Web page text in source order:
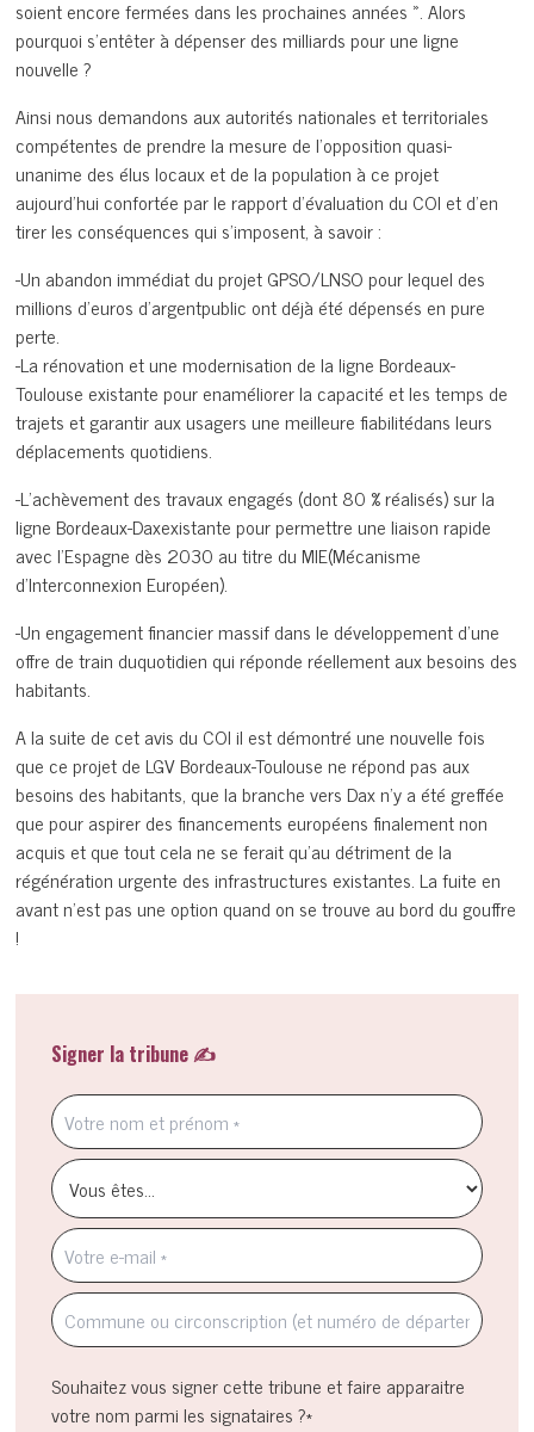
soient encore fermées dans les prochaines années ». Alors
pourquoi s’entêter à dépenser des milliards pour une ligne
nouvelle ?
Ainsi nous demandons aux autorités nationales et territoriales
compétentes de prendre la mesure de l’opposition quasi-
unanime des élus locaux et de la population à ce projet
aujourd’hui confortée par le rapport d’évaluation du COI et d’en
tirer les conséquences qui s’imposent, à savoir :
-Un abandon immédiat du projet GPSO/LNSO pour lequel des
millions d’euros d’argentpublic ont déjà été dépensés en pure
perte.
-La rénovation et une modernisation de la ligne Bordeaux-
Toulouse existante pour enaméliorer la capacité et les temps de
trajets et garantir aux usagers une meilleure fiabilitédans leurs
déplacements quotidiens.
-L’achèvement des travaux engagés (dont 80 % réalisés) sur la
ligne Bordeaux-Daxexistante pour permettre une liaison rapide
avec l’Espagne dès 2030 au titre du MIE(Mécanisme
d’Interconnexion Européen).
-Un engagement financier massif dans le développement d’une
offre de train duquotidien qui réponde réellement aux besoins des
habitants.
A la suite de cet avis du COI il est démontré une nouvelle fois
que ce projet de LGV Bordeaux-Toulouse ne répond pas aux
besoins des habitants, que la branche vers Dax n’y a été greffée
que pour aspirer des financements européens finalement non
acquis et que tout cela ne se ferait qu’au détriment de la
régénération urgente des infrastructures existantes. La fuite en
avant n’est pas une option quand on se trouve au bord du gouffre
!
Signer la tribune ✍️
Souhaitez vous signer cette tribune et faire apparaitre
votre nom parmi les signataires ?*